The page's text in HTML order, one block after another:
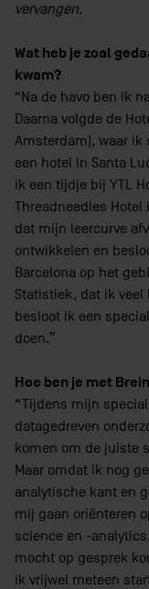
vervangen.
Wat heb je zoal
kwam?
“Na de havo ben ik
Daarna volgde de
Amsterdam), waar ik
een hotel in Santa
ik een tijdje bij YTL
Threadneedles Hotel
dat mijn leercurve
ontwikkelen en
Barcelona op het
Statistiek, dat ik veel
besloot ik een
doen.”
Hoe ben je met
“Tijdens mijn
datagedreven
komen om de juiste
Maar omdat ik nog
analytische kant en
mij gaan oriënteren
science en -
mocht op gesprek
ik vrijwel meteen